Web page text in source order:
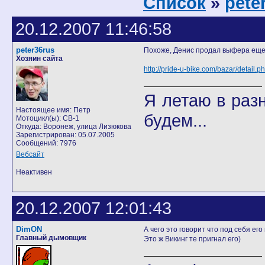
20.12.2007 11:46:58
peter36rus
Хозяин сайта
Настоящее имя: Петр
Мотоцикл(ы): CB-1
Откуда: Воронеж, улица Лизюкова
Зарегистрирован: 05.07.2005
Сообщений: 7976
Вебсайт
Похоже, Денис продал выфера еще
http://pride-u-bike.com/bazar/
Я летаю в
будем...
Неактивен
20.12.2007 12:01:43
DimON
Главный дымовщик
А чего это говорит что под себя
Это ж Викинг те пригнал его)